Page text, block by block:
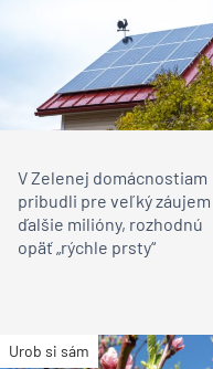
V Zelenej domácnostiam
pribudli pre veľký záujem
ďalšie milióny, rozhodnú
opäť „rýchle prsty“
Urob si sám